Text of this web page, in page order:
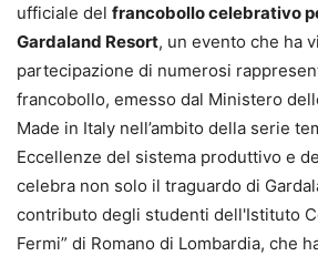
ufficiale del francobollo celebrativo
Gardaland Resort, un evento che ha
partecipazione di numerosi
francobollo, emesso dal Ministero
Made in Italy nell’ambito della serie
Eccellenze del sistema produttivo e
celebra non solo il traguardo di
contributo degli studenti dell'Istituto
Fermi” di Romano di Lombardia, che